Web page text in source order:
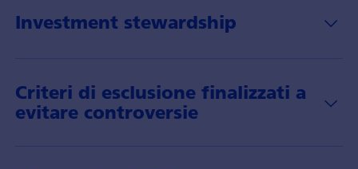
Investment stewardship
Criteri di esclusione finalizzati a
evitare controversie